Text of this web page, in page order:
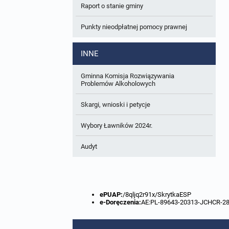
W trakcie opracowania
Zbiory danych przestrzennych
Analizy zmian w zagospodarowaniu
Raport o stanie gminy
Punkty nieodpłatnej pomocy prawnej
INNE
Gminna Komisja Rozwiązywania
Problemów Alkoholowych
Skargi, wnioski i petycje
Wybory Ławników 2024r.
Audyt
ePUAP:/8qljq2r91x/SkrytkaESP
e-Doręczenia:AE:PL-89643-20313-JCHCR-28